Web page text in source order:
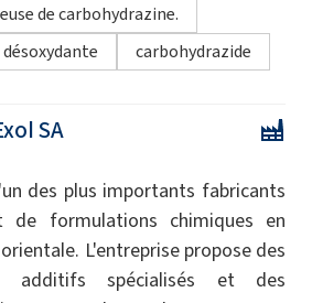
de carbohydrazine.
carbohydrazide
SA
des plus importants fabricants
de formulations chimiques en
L'entreprise propose des
additifs spécialisés et des